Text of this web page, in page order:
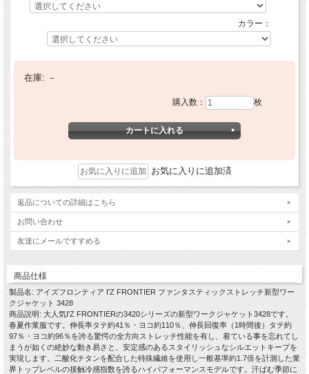
カラー：
在庫: －
購入数： 枚
お気に入りに追加済
返品についての詳細はこちら
お問い合わせ
友達にメールですすめる
商品仕様
製品名: アイズフロンティア I'Z FRONTIER ファンタスティックストレッチ新型ワー
クジャケット 3428
商品説明: 大人気I'Z FRONTIERの3420シリーズの新型ワークジャケット3428です。
春夏作業服です。伸長率タテ約41％・ヨコ約110％、伸長回復率（1時間後）タテ約
97％・ヨコ約96％を誇る驚愕の全方向ストレッチ性能を有し、着ている事を忘れてし
まうが如くの絶妙な動き易さと、安定感のあるスタイリッシュなシルエットキープを
実現します。二酸化チタンを配合した特殊繊維を使用し一般基準約1.7倍を計測した業
界トップレベルの接触冷感指数を誇るハイパフォーマンスモデルです。汗ばむ季節に